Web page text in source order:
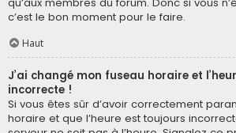
c’est le bon moment pour le faire.
Haut
J’ai changé mon fuseau horaire et
incorrecte !
Si vous êtes sûr d’avoir correctement
horaire et que l’heure est toujours